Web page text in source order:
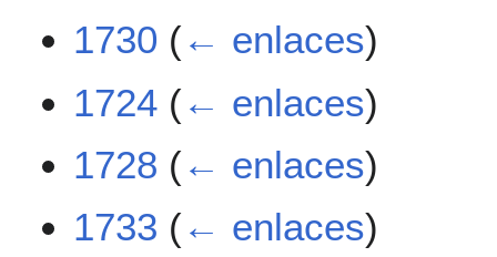
1730 (← enlaces)
1724 (← enlaces)
1728 (← enlaces)
1733 (← enlaces)